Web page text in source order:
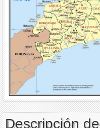
Descripción